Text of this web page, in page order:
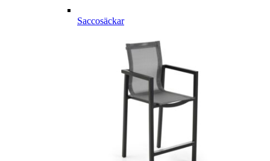
Saccosäckar